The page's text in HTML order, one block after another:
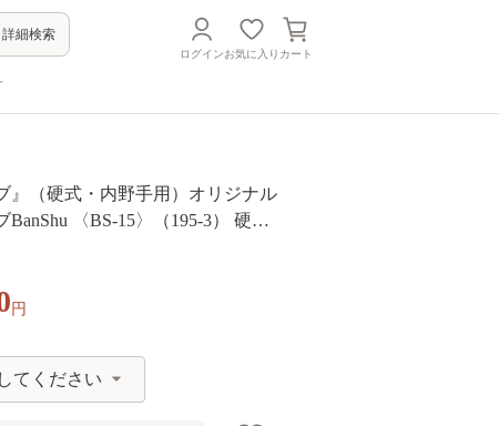
詳細検索
ログインお気に入り カート
』（硬式・内野手用）オリジナル
BanShu 〈BS-15〉（195-3） 硬式
banshu 高校野球対応 右投げ
円